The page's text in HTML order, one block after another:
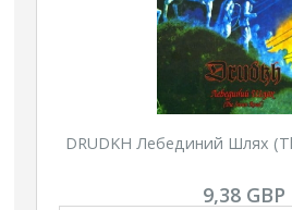
DRUDKH Лебединий
9,38 GBP